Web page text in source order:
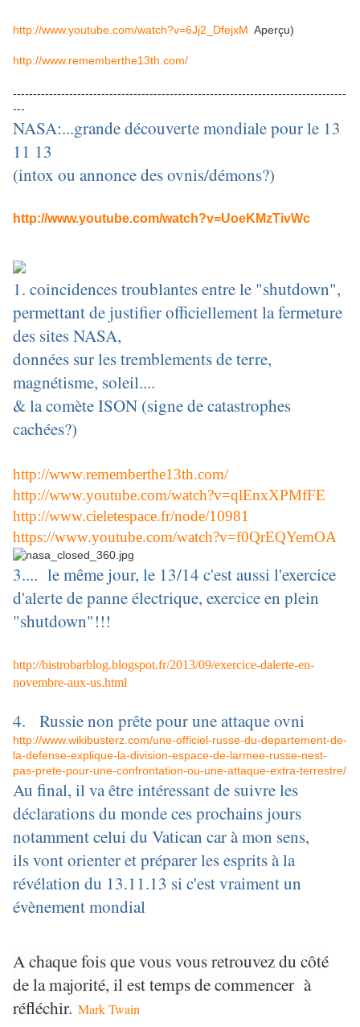
http://www.youtube.com/watch?v=6Jj2_DfejxM Aperçu)
http://www.rememberthe13th.com/
-----------------------------------------------------------------------------------
---
NASA:...grande découverte mondiale pour le 13
11 13
(intox ou annonce des ovnis/démons?)
http://www.youtube.com/watch?v=UoeKMzTivWc
1. coincidences troublantes entre le "shutdown",
permettant de justifier officiellement la fermeture
des sites NASA,
données sur les tremblements de terre,
magnétisme, soleil....
& la comète ISON (signe de catastrophes
cachées?)
http://www.rememberthe13th.com/
http://www.youtube.com/watch?v=qlEnxXPMfFE
http://www.cieletespace.fr/node/10981
https://www.youtube.com/watch?v=f0QrEQYemOA
3.... le même jour, le 13/14 c'est aussi l'exercice
d'alerte de panne électrique, exercice en plein
"shutdown"!!!
http://bistrobarblog.blogspot.fr/2013/09/exercice-dalerte-en-
novembre-aux-us.html
4. Russie non prête pour une attaque ovni
http://www.wikibusterz.com/une-officiel-russe-du-departement-de-
la-defense-explique-la-division-espace-de-larmee-russe-nest-
pas-prete-pour-une-confrontation-ou-une-attaque-extra-terrestre/
Au final, il va être intéressant de suivre les
déclarations du monde ces prochains jours
notamment celui du Vatican car à mon sens,
ils vont orienter et préparer les esprits à la
révélation du 13.11.13 si c'est vraiment un
évènement mondial
A chaque fois que vous vous retrouvez du côté
de la majorité, il est temps de commencer à
réfléchir. Mark Twain